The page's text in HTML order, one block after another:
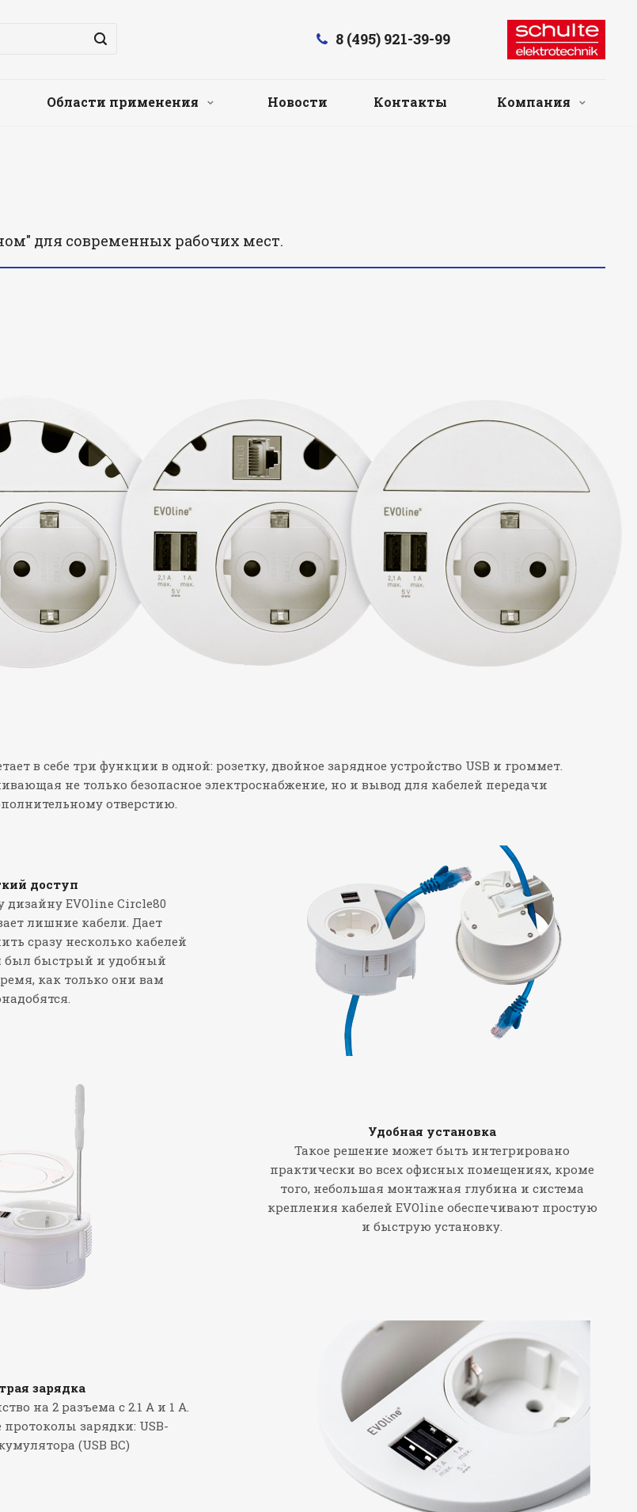
8 (495) 921-39-99
Области применения Новости Контакты Компания
для современных рабочих мест.
в себе три функции в одной: розетку, двойное зарядное устройство USB и громмет.
не только безопасное электроснабжение, но и вывод для кабелей передачи
отверстию.
доступ
дизайну EVOline Circle80
лишние кабели. Дает
сразу несколько кабелей
был быстрый и удобный
как только они вам
Удобная установка
Такое решение может быть интегрировано
практически во всех офисных помещениях, кроме
того, небольшая монтажная глубина и система
крепления кабелей EVOline обеспечивают простую
и быструю установку.
зарядка
на 2 разъема с 2.1 A и 1 A.
зарядки: USB-
(USB BC)